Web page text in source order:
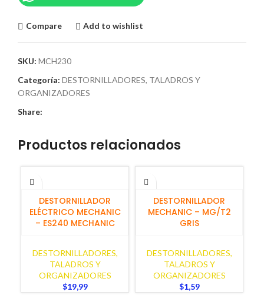
Compare Add to wishlist
SKU: MCH230
Categoría: DESTORNILLADORES, TALADROS Y
ORGANIZADORES
Share:
Productos relacionados
AÑADIR AL CARRITO
DESTORNILLADOR
ELÉCTRICO MECHANIC
– ES240 MECHANIC
DESTORNILLADORES,
TALADROS Y
ORGANIZADORES
$19,99
AÑADIR AL CARRITO
DESTORNILLADOR
MECHANIC – MG/T2
GRIS
DESTORNILLADORES,
TALADROS Y
ORGANIZADORES
$1,59